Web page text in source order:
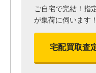
ご自宅で完結！指
が集荷に伺います！
宅配買取査